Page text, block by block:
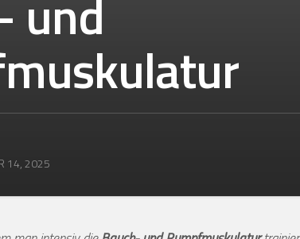
und
14, 2025